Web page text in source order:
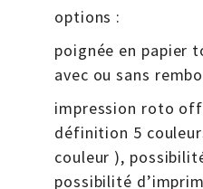
options :
poignée en papier
avec ou sans
impression roto
définition 5
couleur ),
possibilité